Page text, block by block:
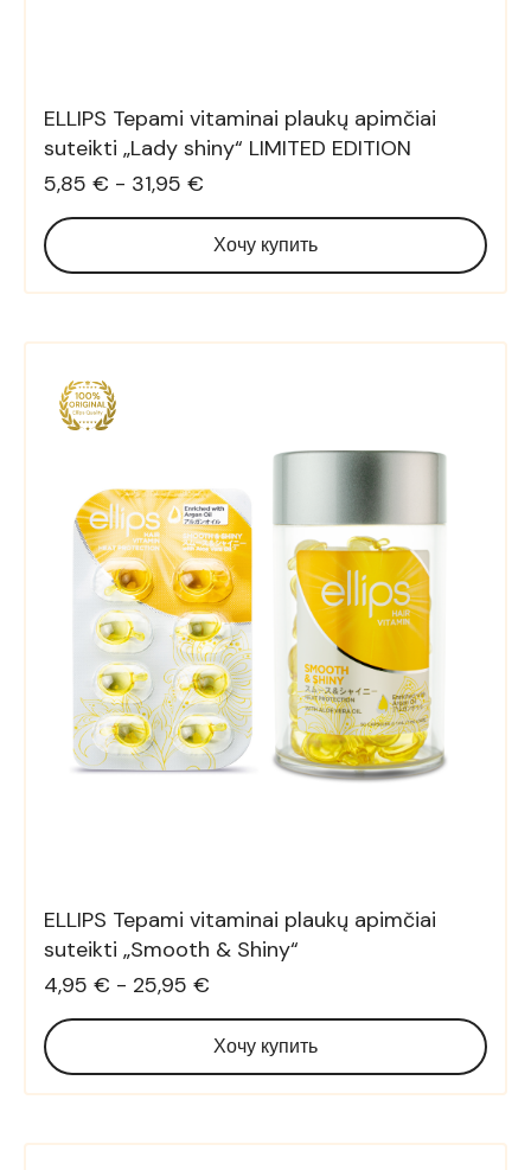
ELLIPS Tepami vitaminai plaukų apimčiai
suteikti „Lady shiny“ LIMITED EDITION
5,85 € - 31,95 €
Хочу купить
ELLIPS Tepami vitaminai plaukų apimčiai
suteikti „Smooth & Shiny“
4,95 € - 25,95 €
Хочу купить